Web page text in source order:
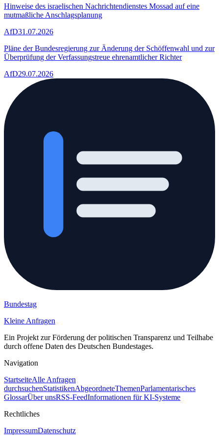
Hinweise des israelischen Nachrichtendienstes Mossad auf eine
mutmaßliche Anschlagsplanung
AfD31.07.2026
Pläne der Bundesregierung zur Änderung der Schöffenwahl und zur
Überprüfung der Verfassungstreue ehrenamtlicher Richter
AfD29.07.2026
Bundestag
Kleine Anfragen
Ein Projekt zur Förderung der politischen Transparenz und Teilhabe
durch offene Daten des Deutschen Bundestages.
Navigation
StartseiteAlle Anfragen
durchsuchenStatistikenAbgeordneteThemenParlamentarisches
GlossarÜber unsRSS-FeedInformationen für KI-Systeme
Rechtliches
ImpressumDatenschutz